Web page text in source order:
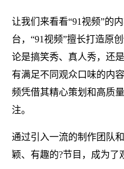
让我们来看看“91视频”的
台，“91视频”擅长打造原
论是搞笑秀、真人秀，还
有满足不同观众口味的内
频凭借其精心策划和高质
注。
通过引入一流的制作团队
颖、有趣的?节目，成为了